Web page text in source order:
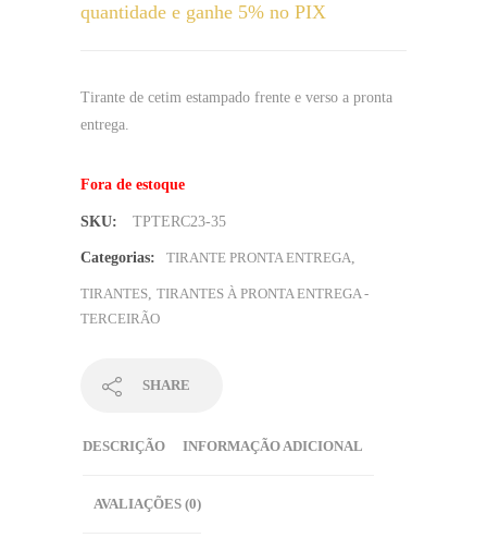
quantidade e ganhe 5% no PIX
Tirante de cetim estampado frente e verso a pronta
entrega.
Fora de estoque
SKU: TPTERC23-35
Categorias: TIRANTE PRONTA ENTREGA,
TIRANTES, TIRANTES À PRONTA ENTREGA -
TERCEIRÃO
SHARE
DESCRIÇÃO INFORMAÇÃO ADICIONAL
AVALIAÇÕES (0)